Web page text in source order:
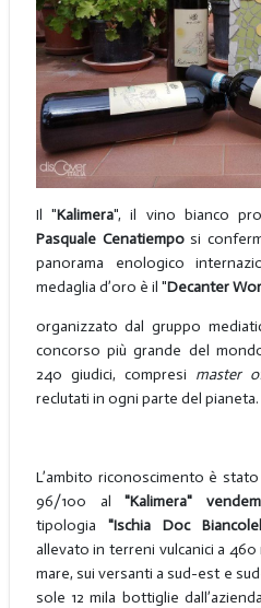
Il "Kalimera", il vino bianco
Pasquale Cenatiemposi
panorama enologico
medaglia d’oro è il "Decanter
organizzato dal gruppo
concorso più grande del
240 giudici, compresi master
reclutati in ogni parte del pianeta.
L’ambito riconoscimento è
96/100 al "Kalimera"
tipologia "Ischia Doc
allevato in terreni vulcanici a
mare, sui versanti a sud-est e
sole 12 mila bottiglie